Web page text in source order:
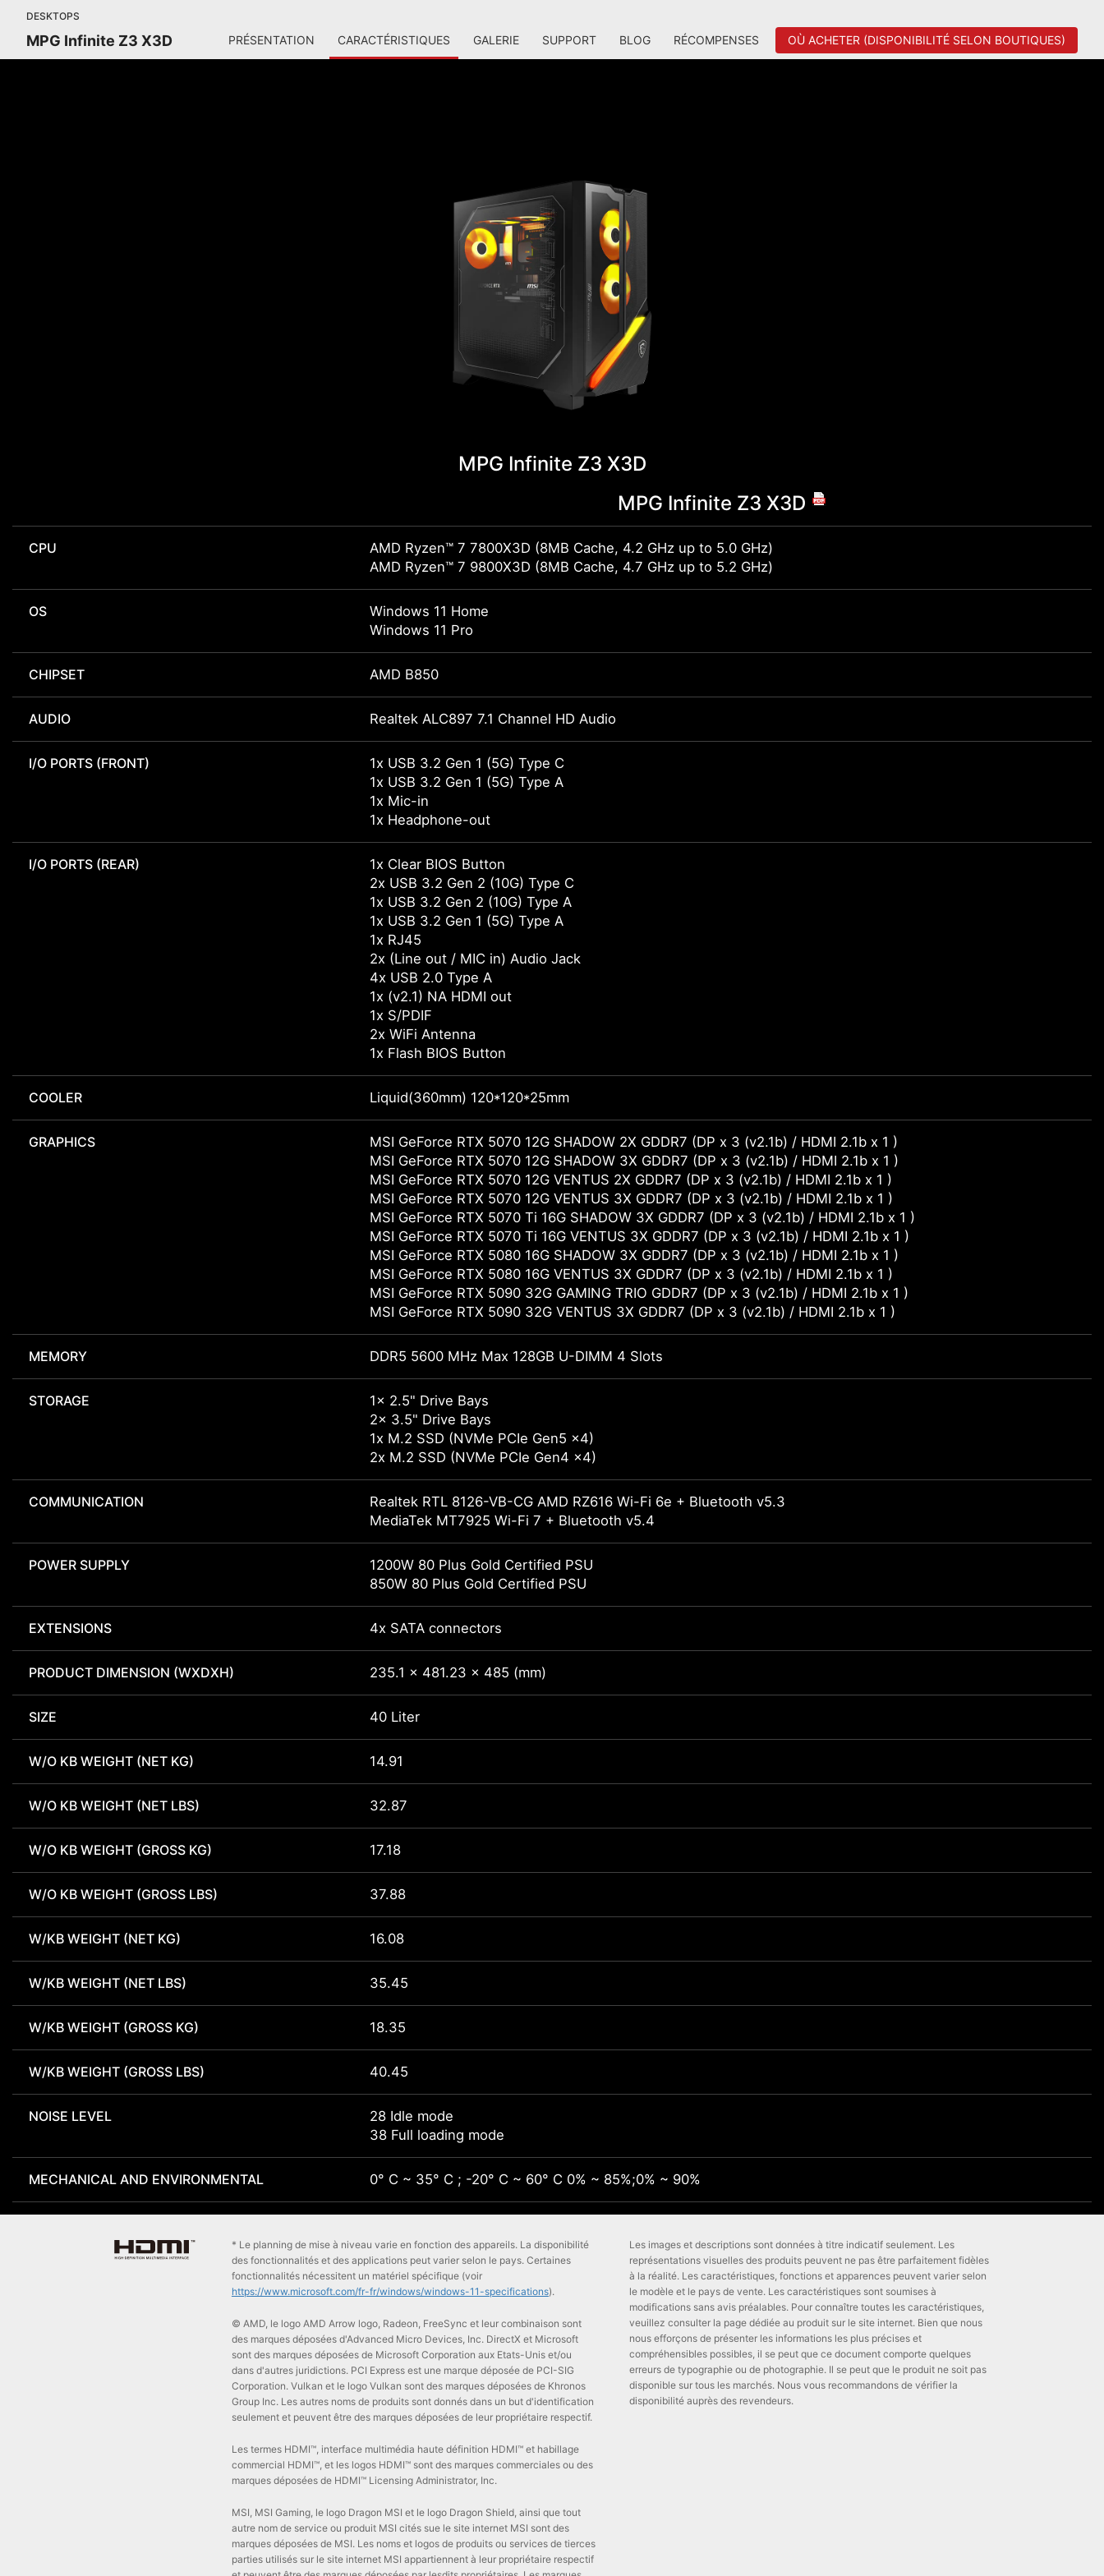
DESKTOPS
MPG Infinite Z3 X3D PRÉSENTATION CARACTÉRISTIQUES GALERIE SUPPORT BLOG RÉCOMPENSES OÙ ACHETER (DISPONIBILITÉ SELON BOUTIQUES)
MPG Infinite Z3 X3D
MPG Infinite Z3 X3D
CPU
AMD Ryzen™ 7 7800X3D (8MB Cache, 4.2 GHz up to 5.0 GHz)
AMD Ryzen™ 7 9800X3D (8MB Cache, 4.7 GHz up to 5.2 GHz)
OS
Windows 11 Home
Windows 11 Pro
CHIPSET AMD B850
AUDIO Realtek ALC897 7.1 Channel HD Audio
I/O PORTS (FRONT)
1x USB 3.2 Gen 1 (5G) Type C
1x USB 3.2 Gen 1 (5G) Type A
1x Mic-in
1x Headphone-out
I/O PORTS (REAR)
1x Clear BIOS Button
2x USB 3.2 Gen 2 (10G) Type C
1x USB 3.2 Gen 2 (10G) Type A
1x USB 3.2 Gen 1 (5G) Type A
1x RJ45
2x (Line out / MIC in) Audio Jack
4x USB 2.0 Type A
1x (v2.1) NA HDMI out
1x S/PDIF
2x WiFi Antenna
1x Flash BIOS Button
COOLER Liquid(360mm) 120*120*25mm
GRAPHICS
MSI GeForce RTX 5070 12G SHADOW 2X GDDR7 (DP x 3 (v2.1b) / HDMI 2.1b x 1 )
MSI GeForce RTX 5070 12G SHADOW 3X GDDR7 (DP x 3 (v2.1b) / HDMI 2.1b x 1 )
MSI GeForce RTX 5070 12G VENTUS 2X GDDR7 (DP x 3 (v2.1b) / HDMI 2.1b x 1 )
MSI GeForce RTX 5070 12G VENTUS 3X GDDR7 (DP x 3 (v2.1b) / HDMI 2.1b x 1 )
MSI GeForce RTX 5070 Ti 16G SHADOW 3X GDDR7 (DP x 3 (v2.1b) / HDMI 2.1b x 1 )
MSI GeForce RTX 5070 Ti 16G VENTUS 3X GDDR7 (DP x 3 (v2.1b) / HDMI 2.1b x 1 )
MSI GeForce RTX 5080 16G SHADOW 3X GDDR7 (DP x 3 (v2.1b) / HDMI 2.1b x 1 )
MSI GeForce RTX 5080 16G VENTUS 3X GDDR7 (DP x 3 (v2.1b) / HDMI 2.1b x 1 )
MSI GeForce RTX 5090 32G GAMING TRIO GDDR7 (DP x 3 (v2.1b) / HDMI 2.1b x 1 )
MSI GeForce RTX 5090 32G VENTUS 3X GDDR7 (DP x 3 (v2.1b) / HDMI 2.1b x 1 )
MEMORY DDR5 5600 MHz Max 128GB U-DIMM 4 Slots
STORAGE
1x 2.5" Drive Bays
2x 3.5" Drive Bays
1x M.2 SSD (NVMe PCIe Gen5 x4)
2x M.2 SSD (NVMe PCIe Gen4 x4)
COMMUNICATION
Realtek RTL 8126-VB-CG AMD RZ616 Wi-Fi 6e + Bluetooth v5.3
MediaTek MT7925 Wi-Fi 7 + Bluetooth v5.4
POWER SUPPLY
1200W 80 Plus Gold Certified PSU
850W 80 Plus Gold Certified PSU
EXTENSIONS 4x SATA connectors
PRODUCT DIMENSION (WXDXH) 235.1 x 481.23 x 485 (mm)
SIZE 40 Liter
W/O KB WEIGHT (NET KG) 14.91
W/O KB WEIGHT (NET LBS) 32.87
W/O KB WEIGHT (GROSS KG) 17.18
W/O KB WEIGHT (GROSS LBS) 37.88
W/KB WEIGHT (NET KG) 16.08
W/KB WEIGHT (NET LBS) 35.45
W/KB WEIGHT (GROSS KG) 18.35
W/KB WEIGHT (GROSS LBS) 40.45
NOISE LEVEL
28 Idle mode
38 Full loading mode
MECHANICAL AND ENVIRONMENTAL 0° C ~ 35° C ; -20° C ~ 60° C 0% ~ 85%;0% ~ 90%
* Le planning de mise à niveau varie en fonction des appareils. La disponibilité
des fonctionnalités et des applications peut varier selon le pays. Certaines
fonctionnalités nécessitent un matériel spécifique (voir
https://www.microsoft.com/fr-fr/windows/windows-11-specifications).
© AMD, le logo AMD Arrow logo, Radeon, FreeSync et leur combinaison sont
des marques déposées d'Advanced Micro Devices, Inc. DirectX et Microsoft
sont des marques déposées de Microsoft Corporation aux Etats-Unis et/ou
dans d'autres juridictions. PCI Express est une marque déposée de PCI-SIG
Corporation. Vulkan et le logo Vulkan sont des marques déposées de Khronos
Group Inc. Les autres noms de produits sont donnés dans un but d'identification
seulement et peuvent être des marques déposées de leur propriétaire respectif.
Les termes HDMI™, interface multimédia haute définition HDMI™ et habillage
commercial HDMI™, et les logos HDMI™ sont des marques commerciales ou des
marques déposées de HDMI™ Licensing Administrator, Inc.
MSI, MSI Gaming, le logo Dragon MSI et le logo Dragon Shield, ainsi que tout
autre nom de service ou produit MSI cités sue le site internet MSI sont des
marques déposées de MSI. Les noms et logos de produits ou services de tierces
parties utilisés sur le site internet MSI appartiennent à leur propriétaire respectif
Les images et descriptions sont données à titre indicatif seulement. Les
représentations visuelles des produits peuvent ne pas être parfaitement fidèles
à la réalité. Les caractéristiques, fonctions et apparences peuvent varier selon
le modèle et le pays de vente. Les caractéristiques sont soumises à
modifications sans avis préalables. Pour connaître toutes les caractéristiques,
veuillez consulter la page dédiée au produit sur le site internet. Bien que nous
nous efforçons de présenter les informations les plus précises et
compréhensibles possibles, il se peut que ce document comporte quelques
erreurs de typographie ou de photographie. Il se peut que le produit ne soit pas
disponible sur tous les marchés. Nous vous recommandons de vérifier la
disponibilité auprès des revendeurs.